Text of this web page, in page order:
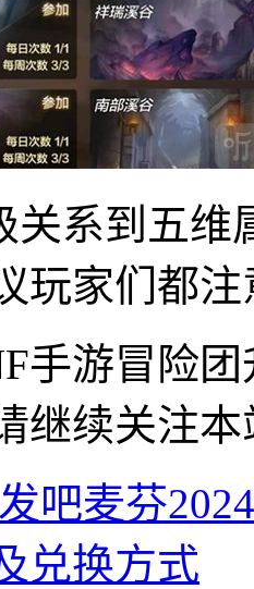
关系到五
玩家们都
手游冒险
继续关注本
吧麦芬
兑换方式